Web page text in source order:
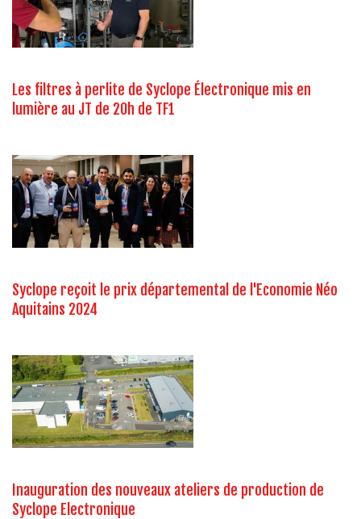
Les filtres à perlite de Syclope Électronique mis en
lumière au JT de 20h de TF1
Syclope reçoit le prix départemental de l'Economie Néo
Aquitains 2024
Inauguration des nouveaux ateliers de production de
Syclope Electronique